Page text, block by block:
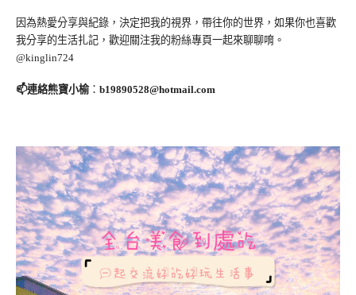
因為熱愛分享與紀錄，決定把我的視界，帶往你的世界，如果你也喜歡
我分享的生活扎記，歡迎關注我的粉絲專頁一起來聊聊唷。
@kinglin724
📫連絡熊寶小榆： b19890528@hotmail.com